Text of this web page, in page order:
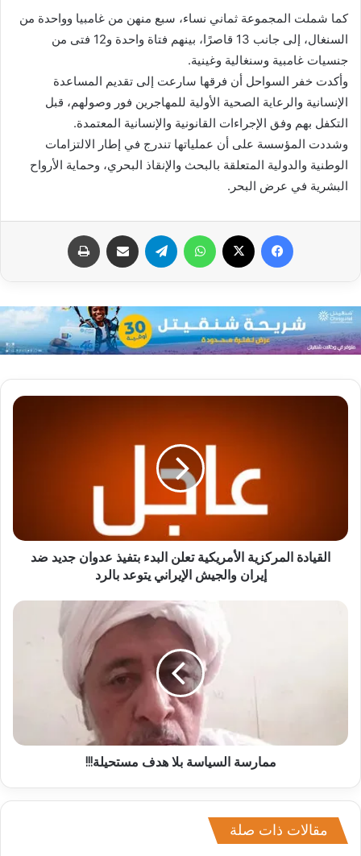
كما شملت المجموعة ثماني نساء، سبع منهن من غامبيا وواحدة من
السنغال، إلى جانب 13 قاصرًا، بينهم فتاة واحدة و12 فتى من
جنسيات غامبية وسنغالية وغينية.
وأكدت خفر السواحل أن فرقها سارعت إلى تقديم المساعدة
الإنسانية والرعاية الصحية الأولية للمهاجرين فور وصولهم، قبل
التكفل بهم وفق الإجراءات القانونية والإنسانية المعتمدة.
وشددت المؤسسة على أن عملياتها تندرج في إطار الالتزامات
الوطنية والدولية المتعلقة بالبحث والإنقاذ البحري، وحماية الأرواح
البشرية في عرض البحر.
فيسبوك واتساب تيلقرام مشاركة عبر البريد
القيادة المركزية الأمريكية تعلن البدء بتفيذ عدوان جديد ضد
إيران والجيش الإيراني يتوعد بالرد
ممارسة السياسة بلا هدف مستحيلة!!!
مقالات ذات صلة